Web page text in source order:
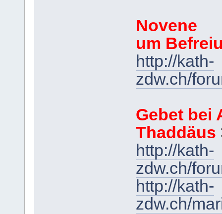
Novene
um
http://kath-
zdw.ch/
Gebet bei
Thaddäus
http://kath-
zdw.ch/
http://kath-
zdw.ch/